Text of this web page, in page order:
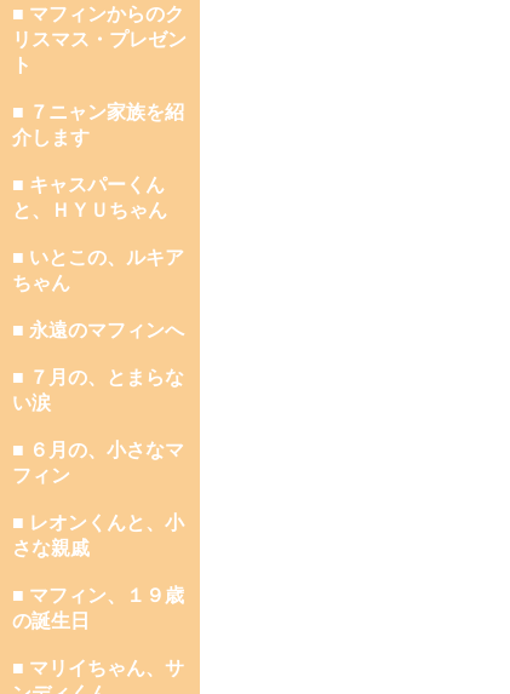
■ マフィンからのク
リスマス・プレゼン
ト
■ ７ニャン家族を紹
介します
■ キャスパーくん
と、ＨＹＵちゃん
■ いとこの、ルキア
ちゃん
■ 永遠のマフィンへ
■ ７月の、とまらな
い涙
■ ６月の、小さなマ
フィン
■ レオンくんと、小
さな親戚
■ マフィン、１９歳
の誕生日
■ マリイちゃん、サ